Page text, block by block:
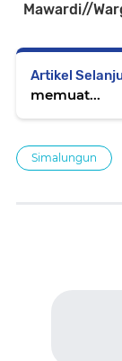
Mawardi//
Artikel
memuat...
Simalungun